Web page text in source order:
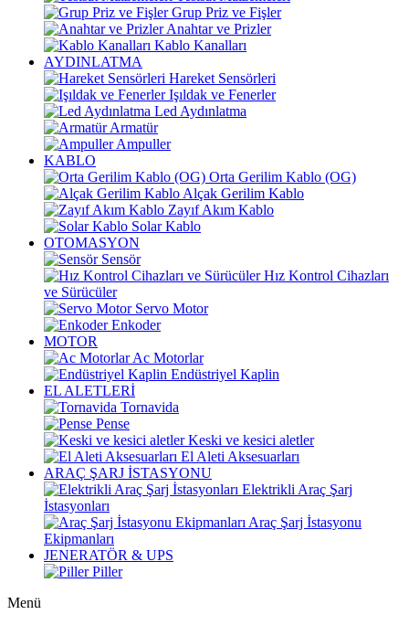
Grup Priz ve Fişler
Anahtar ve Prizler
Kablo Kanalları
AYDINLATMA
Hareket Sensörleri
Işıldak ve Fenerler
Led Aydınlatma
Armatür
Ampuller
KABLO
Orta Gerilim Kablo (OG)
Alçak Gerilim Kablo
Zayıf Akım Kablo
Solar Kablo
OTOMASYON
Sensör
Hız Kontrol Cihazları
ve Sürücüler
Servo Motor
Enkoder
MOTOR
Ac Motorlar
Endüstriyel Kaplin
EL ALETLERİ
Tornavida
Pense
Keski ve kesici aletler
El Aleti Aksesuarları
ARAÇ ŞARJ İSTASYONU
Elektrikli Araç Şarj
İstasyonları
Araç Şarj İstasyonu
Ekipmanları
JENERATÖR & UPS
Piller
Menü